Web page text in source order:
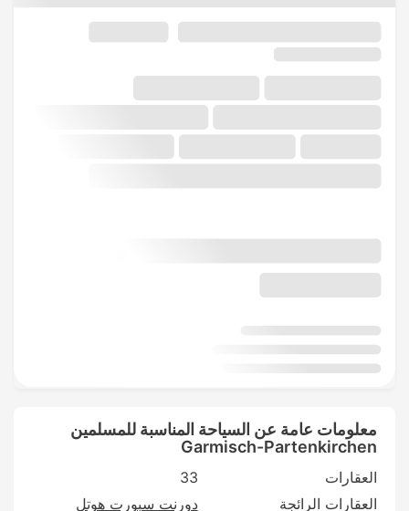
معلومات عامة عن السياحة المناسبة للمسلمين
Garmisch-Partenkirchen
العقارات
33
العقارات الرائجة
دورنت سبورت هوتل